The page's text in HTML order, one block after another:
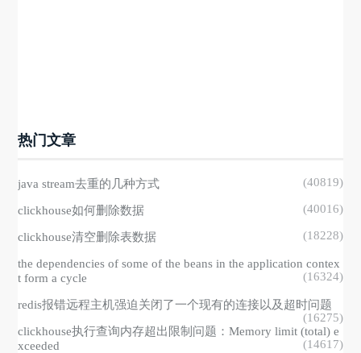
热门文章
java stream去重的几种方式 (40819)
clickhouse如何删除数据 (40016)
clickhouse清空删除表数据 (18228)
the dependencies of some of the beans in the application contex
t form a cycle
(16324)
redis报错远程主机强迫关闭了一个现有的连接以及超时问题
(16275)
clickhouse执行查询内存超出限制问题：Memory limit (total) e
xceeded
(14617)